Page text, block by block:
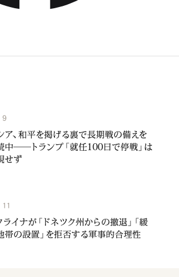
9
ア、和平を掲げる裏で長期戦の備えを
中――トランプ「就任100日で停戦」は
せず
ライナが「ドネツク州からの撤退」「緩
帯の設置」を拒否する軍事的合理性